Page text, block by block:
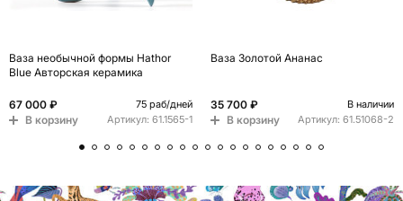
Ваза необычной формы Hathor
Blue Авторская керамика
67 000 ₽ 75 раб/дней
В корзину Артикул: 61.1565-1
Ваза Золотой Ананас
35 700 ₽ В наличии
В корзину Артикул: 61.51068-2